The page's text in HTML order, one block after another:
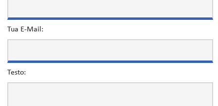
Tua E-Mail:
Testo: